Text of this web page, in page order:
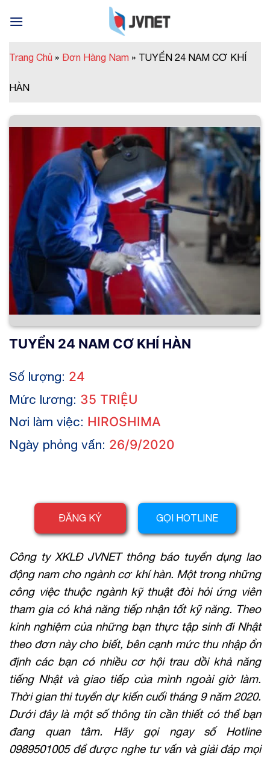
Trang Chủ » Đơn Hàng Nam » TUYỂN 24 NAM CƠ KHÍ
HÀN
TUYỂN 24 NAM CƠ KHÍ HÀN
Số lượng: 24
Mức lương: 35 TRIỆU
Nơi làm việc: HIROSHIMA
Ngày phỏng vấn: 26/9/2020
ĐĂNG KÝ GỌI HOTLINE
Công ty XKLĐ JVNET thông báo tuyển dụng lao
động nam cho ngành cơ khí hàn. Một trong những
công việc thuộc ngành kỹ thuật đòi hỏi ứng viên
tham gia có khả năng tiếp nhận tốt kỹ năng. Theo
kinh nghiệm của những bạn thực tập sinh đi Nhật
theo đơn này cho biết, bên cạnh mức thu nhập ổn
định các bạn có nhiều cơ hội trau dồi khả năng
tiếng Nhật và giao tiếp của mình ngoài giờ làm.
Thời gian thi tuyển dự kiến cuối tháng 9 năm 2020.
Dưới đây là một số thông tin cần thiết có thể bạn
đang quan tâm. Hãy gọi ngay số Hotline
0989501005 để được nghe tư vấn và giải đáp mọi